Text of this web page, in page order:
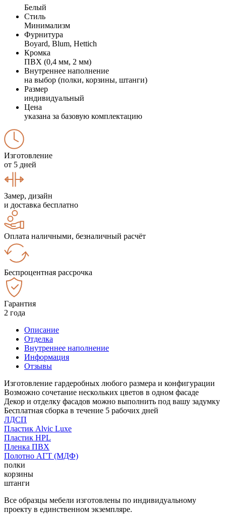
Белый
Стиль
Минимализм
Фурнитура
Boyard, Blum, Hettich
Кромка
ПВХ (0,4 мм, 2 мм)
Внутреннее наполнение
на выбор (полки, корзины, штанги)
Размер
индивидуальный
Цена
указана за базовую комплектацию
Изготовление
от 5 дней
Замер, дизайн
и доставка бесплатно
Оплата наличными, безналичный расчёт
Беспроцентная рассрочка
Гарантия
2 года
Описание
Отделка
Внутреннее наполнение
Информация
Отзывы
Изготовление гардеробных любого размера и конфигурации
Возможно сочетание нескольких цветов в одном фасаде
Декор и отделку фасадов можно выполнить под вашу задумку
Бесплатная сборка в течение 5 рабочих дней
ЛДСП
Пластик Alvic Luxe
Пластик HPL
Пленка ПВХ
Полотно АГТ (МДФ)
полки
корзины
штанги
Все образцы мебели изготовлены по индивидуальному
проекту в единственном экземпляре.